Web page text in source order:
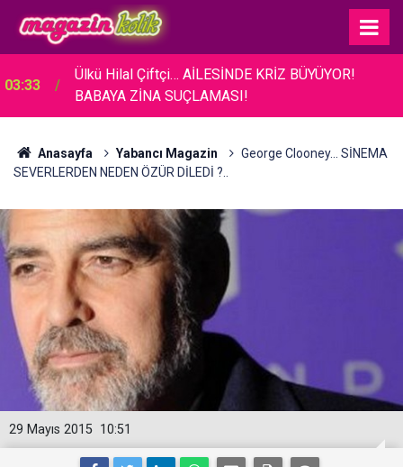
Ülkü Hilal Çiftçi… AİLESİNDE KRİZ BÜYÜYOR!
BABAYA ZİNA SUÇLAMASI!
03:26
Acun Ilıcalı... BAKAN ERSOY'A TANITIM ZİYARETİ!
Anasayfa Yabancı Magazin
George Clooney... SİNEMA
SEVERLERDEN NEDEN ÖZÜR DİLEDİ ?..
10:51
29 Mayıs 2015